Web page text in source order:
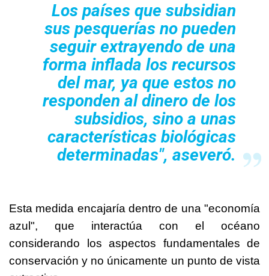
Los países que subsidian
sus pesquerías no pueden
seguir extrayendo de una
forma inflada los recursos
del mar, ya que estos no
responden al dinero de los
subsidios, sino a unas
características biológicas
determinadas", aseveró.
Esta medida encajaría dentro de una "economía
azul", que interactúa con el océano
considerando los aspectos fundamentales de
conservación y no únicamente un punto de vista